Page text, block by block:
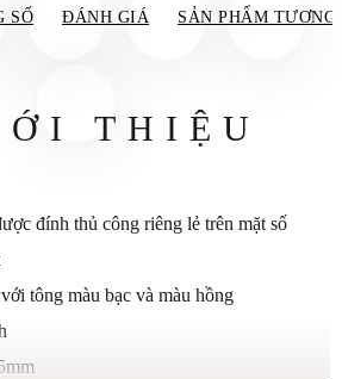
SỐ ĐÁNH GIÁ SẢN PHẨM TƯƠNG
THIỆU
đính thủ công riêng lẻ trên mặt số
tông màu bạc và màu hồng